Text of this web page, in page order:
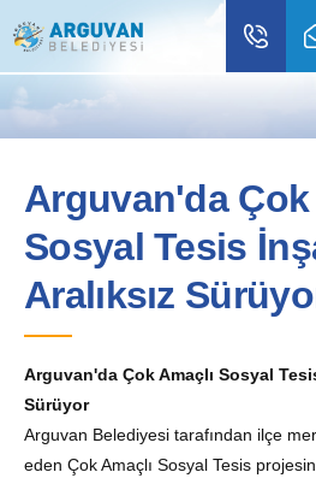
Arguvan'da Çok
Sosyal Tesis
Aralıksız
Arguvan'da Çok Amaçlı Sosyal
Sürüyor
Arguvan Belediyesi tarafından ilçe
eden Çok Amaçlı Sosyal Tesis